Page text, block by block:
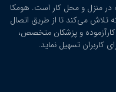
منزل و محل کار است. هومکا
تلاش می‌کند تا از طریق اتصال
کارآزموده و پزشکان متخصص،
کاربران تسهیل نماید.